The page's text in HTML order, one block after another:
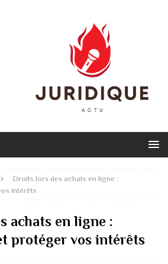
Droits lors des achats en ligne :
intérêts
achats en ligne :
protéger vos intérêts